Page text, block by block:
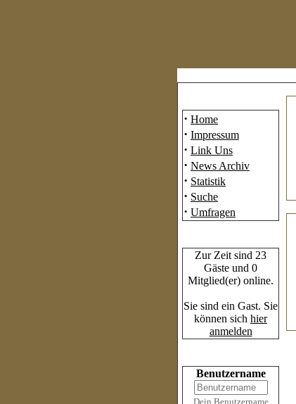
· Home
· Impressum
· Link Uns
· News Archiv
· Statistik
· Suche
· Umfragen
Zur Zeit sind 23
Gäste und 0
Mitglied(er) online.
Sie sind ein Gast. Sie
können sich hier
anmelden
Benutzername
Dein Benutzername